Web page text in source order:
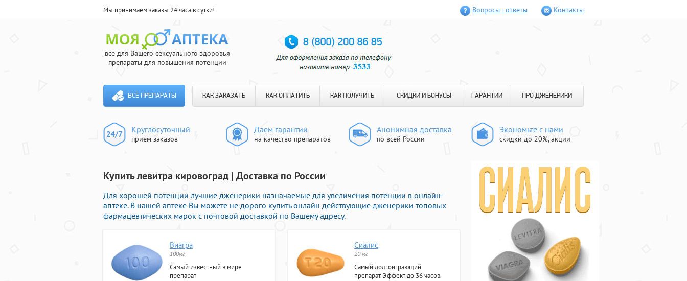
Мы принимаем заказы 24 часа в сутки! Вопросы - ответы Контакты
все для Вашего сексуального здоровья
препараты для повышения потенции
ВСЕ ПРЕПАРАТЫ КАК ЗАКАЗАТЬ КАК ОПЛАТИТЬ КАК ПОЛУЧИТЬ СКИДКИ И БОНУСЫ ГАРАНТИИ ПРО ДЖЕНЕРИКИ
Круглосуточный
прием заказов
Даем гарантии
на качество препаратов
Анонимная доставка
по всей России
Экономьте с нами
скидки до 20%, акции
Купить левитра кировоград | Доставка по России
Для хорошей потенции лучшие дженерики назначаемые для увеличения потенции в онлайн-
аптеке. В нашей аптеке Вы можете не дорого купить онлайн действующие дженерики топовых
фармацевтических марок с почтовой доставкой по Вашему адресу.
Виагра
100мг
Самый известный в мире
препарат
Сиалис
20 мг
Самый долгоиграющий
препарат. Эффект до 36 часов.